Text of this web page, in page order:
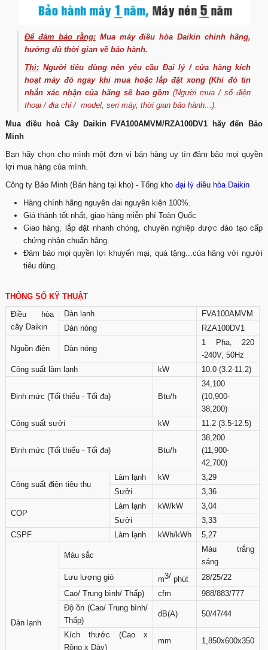
Để đảm bảo rằng:Mua máy điều hòa Daikin chính hãng,
hưởng đủ thời gian về bảo hành.
Thì: Người tiêu dùng nên yêu cầu Đại lý / cửa hàng kích
hoạt máy đó ngay khi mua hoặc lắp đặt xong (Khi đó tin
nhắn xác nhận của hãng sẽ bao gồm(Người mua / số điện
thoại / địa chỉ / model, seri máy, thời gian bảo hành...).
Mua điều hoà Cây Daikin FVA100AMVM/RZA100DV1 hãy đến Bảo
Minh
Bạn hãy chọn cho mình một đơn vị bán hàng uy tín đảm bảo mọi quyền
lợi mua hàng của mình.
Công ty Bảo Minh (Bán hàng tại kho) - Tổng kho đại lý điều hòa Daikin
Hàng chính hãng nguyên đai nguyên kiện 100%.
Giá thành tốt nhất, giao hàng miễn phí Toàn Quốc
Giao hàng, lắp đặt nhanh chóng, chuyên nghiệp được đào tạo cấp
chứng nhận chuẩn hãng.
Đảm bảo mọi quyền lợi khuyến mại, quà tặng...của hãng với người
tiêu dùng.
THÔNG SỐ KỸ THUẬT
Điều hòa
cây Daikin
Dàn lạnh
FVA100AMVM
Dàn nóng
RZA100DV1
Nguồn điện Dàn nóng
1 Pha, 220
-240V, 50Hz
Công suất làm lạnh
kW 10.0 (3.2-11.2)
Định mức (Tối thiểu - Tối đa) Btu/h
34,100
(10,900-
38,200)
Công suất sưởi
kW 11.2 (3.5-12.5)
Định mức (Tối thiểu - Tối đa) Btu/h
38,200
(11,900-
42,700)
Công suất điện tiêu thụ
Làm lạnh kW
3,29
Sưởi
3,36
COP
Làm lạnh kW/kW
3,04
Sưởi
3,33
CSPF
Làm lạnh kWh/kWh 5,27
Dàn lạnh
Màu sắc
Màu trắng
sáng
Lưu lượng gió
m3/ phút
28/25/22
Cao/ Trung bình/ Thấp)
cfm
988/883/777
Độ ồn (Cao/ Trung bình/
Thấp)
dB(A) 50/47/44
Kích thước (Cao x
Rộng x Dày)
mm 1,850x600x350